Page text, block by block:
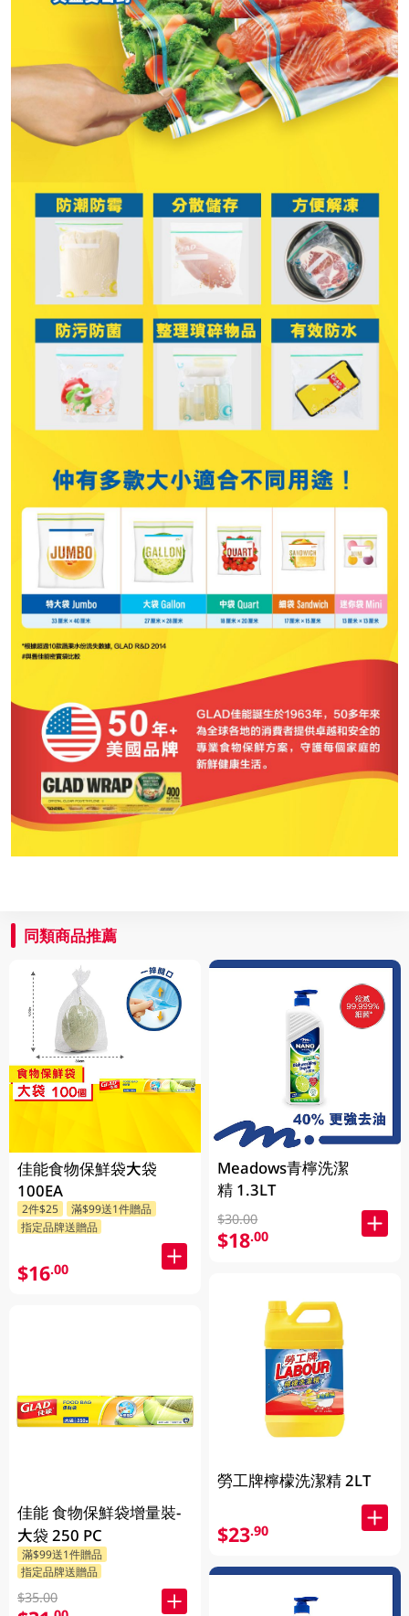
同類商品推薦
佳能食物保鮮袋大袋
100EA
2件$25
滿$99送1件贈品
指定品牌送贈品
$16.00
佳能 食物保鮮袋增量裝-
大袋 250 PC
滿$99送1件贈品
指定品牌送贈品
$35.00
Meadows青檸洗潔
精 1.3LT
$30.00
$18.00
勞工牌檸檬洗潔精 2LT
$23.90